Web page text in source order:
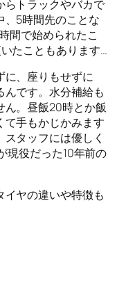
らトラックやバカで
、5時間先のことな
間で始められたこ
たこともあります…
に、座りもせずに
です。水分補給も
ん。昼飯20時とか飯
て手もかじかみます
タッフには優しく
役だった10年前の
イヤの違いや特徴も